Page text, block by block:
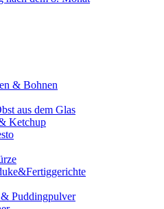
& Bohnen
aus dem Glas
Ketchup
Puddingpulver